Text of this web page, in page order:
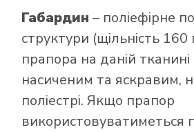
Габардин – поліефірне
структури (щільність 160
прапора на даній
насиченим та яскравим,
поліестрі. Якщо прапор
використовуватиметься